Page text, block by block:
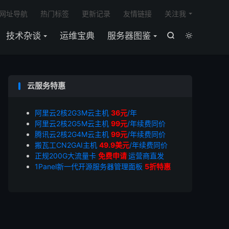


技术杂谈 运维宝典 服务器图鉴
网址导航 热门标签 更新记录 友情链接 关注我
云服务特惠
阿里云2核2G3M云主机 36元/年
阿里云2核2G5M云主机 99元/年续费同价
腾讯云2核2G4M云主机 99元/年续费同价
搬瓦工CN2GAI主机 49.9美元/年续费同价
正规200G大流量卡 免费申请运营商直发
1Panel新一代开源服务器管理面板 5折特惠